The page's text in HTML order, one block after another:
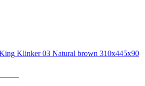
Klinker 03 Natural brown 310x445x90